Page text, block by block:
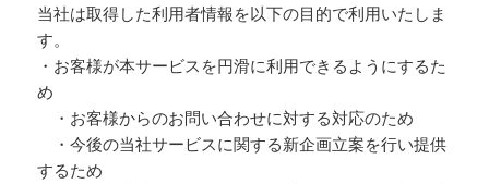
当社は取得した利用者情報を以下の目的で利用いたしま
す。
・お客様が本サービスを円滑に利用できるようにするた
め
・お客様からのお問い合わせに対する対応のため
・今後の当社サービスに関する新企画立案を行い提供
するため